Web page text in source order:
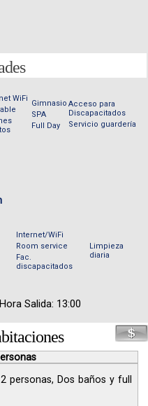
WiFi
Gimnasio
SPA
Full Day
Acceso para
Discapacitados
Servicio guardería
Internet/WiFi
Room service
Fac.
discapacitados
Limpieza
diaria
Salida: 13:00
personas, Dos baños y full